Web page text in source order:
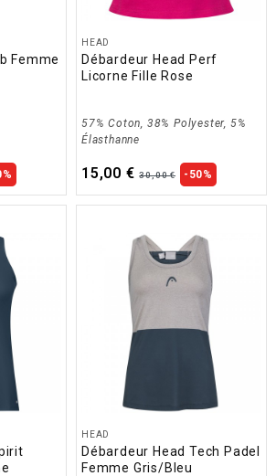
Femme
HEAD
Débardeur Head Perf
Licorne Fille Rose
57% Coton, 38% Polyester, 5%
Élasthanne
15,00 € 30,00 € -50%
HEAD
Débardeur Head Tech Padel
Femme Gris/Bleu